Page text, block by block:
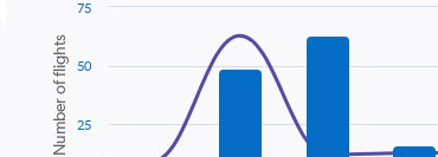
Combination
chart
with
data
series.
Chart
graphic.
Number of flights 25
50
75